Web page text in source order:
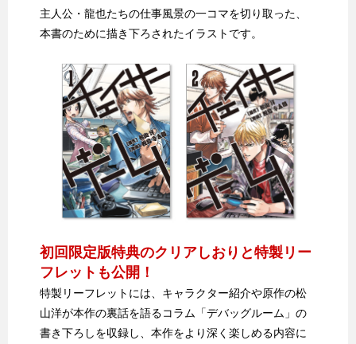
主人公・龍也たちの仕事風景の一コマを切り取った、
本書のために描き下ろされたイラストです。
初回限定版特典のクリアしおりと特製リー
フレットも公開！
特製リーフレットには、キャラクター紹介や原作の松
山洋が本作の裏話を語るコラム「デバッグルーム」の
書き下ろしを収録し、本作をより深く楽しめる内容に